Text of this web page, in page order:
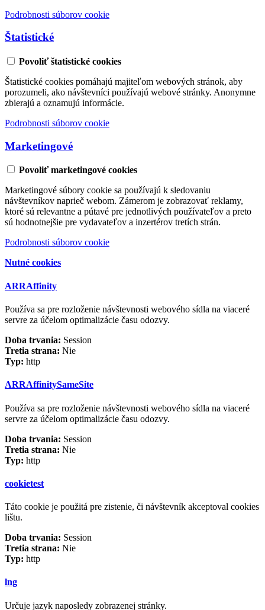
Podrobnosti súborov cookie
Štatistické
Povoliť štatistické cookies
Štatistické cookies pomáhajú majiteľom webových stránok, aby
porozumeli, ako návštevníci používajú webové stránky. Anonymne
zbierajú a oznamujú informácie.
Podrobnosti súborov cookie
Marketingové
Povoliť marketingové cookies
Marketingové súbory cookie sa používajú k sledovaniu
návštevníkov naprieč webom. Zámerom je zobrazovať reklamy,
ktoré sú relevantne a pútavé pre jednotlivých používateľov a preto
sú hodnotnejšie pre vydavateľov a inzertérov tretích strán.
Podrobnosti súborov cookie
Nutné cookies
ARRAffinity
Používa sa pre rozloženie návštevnosti webového sídla na viaceré
servre za účelom optimalizácie času odozvy.
Doba trvania: Session
Tretia strana: Nie
Typ: http
ARRAffinitySameSite
Používa sa pre rozloženie návštevnosti webového sídla na viaceré
servre za účelom optimalizácie času odozvy.
Doba trvania: Session
Tretia strana: Nie
Typ: http
cookietest
Táto cookie je použitá pre zistenie, či návštevník akceptoval cookies
lištu.
Doba trvania: Session
Tretia strana: Nie
Typ: http
lng
Určuje jazyk naposledy zobrazenej stránky.